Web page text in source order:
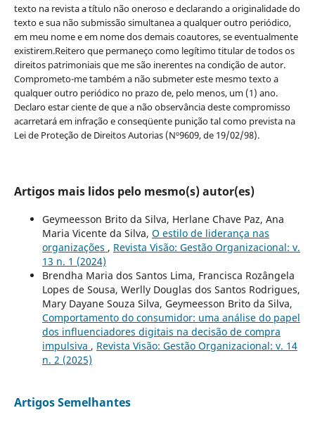
texto na revista a título não oneroso e declarando a originalidade do
texto e sua não submissão simultanea a qualquer outro periódico,
em meu nome e em nome dos demais coautores, se eventualmente
existirem.Reitero que permaneço como legítimo titular de todos os
direitos patrimoniais que me são inerentes na condição de autor.
Comprometo-me também a não submeter este mesmo texto a
qualquer outro periódico no prazo de, pelo menos, um (1) ano.
Declaro estar ciente de que a não observância deste compromisso
acarretará em infração e conseqüente punição tal como prevista na
Lei de Proteção de Direitos Autorias (Nº9609, de 19/02/98).
Artigos mais lidos pelo mesmo(s) autor(es)
Geymeesson Brito da Silva, Herlane Chave Paz, Ana
Maria Vicente da Silva, O estilo de liderança nas
organizações , Revista Visão: Gestão Organizacional: v.
13 n. 1 (2024)
Brendha Maria dos Santos Lima, Francisca Rozângela
Lopes de Sousa, Werlly Douglas dos Santos Rodrigues,
Mary Dayane Souza Silva, Geymeesson Brito da Silva,
Comportamento do consumidor: uma análise do papel
dos influenciadores digitais na decisão de compra
impulsiva , Revista Visão: Gestão Organizacional: v. 14
n. 2 (2025)
Artigos Semelhantes